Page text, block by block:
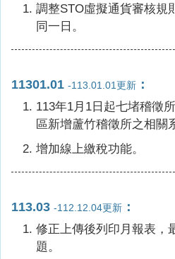
調整STO虛擬通貨審核規
同一日。
11301.01 -113.01.01更新 ：
113年1月1日起七堵稽徵
區新增蘆竹稽徵所之相關
增加線上繳稅功能。
113.03 -112.12.04更新 ：
修正上傳後列印月報表，
題。